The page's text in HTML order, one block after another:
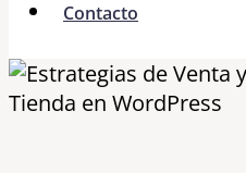
Contacto